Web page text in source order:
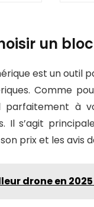
un
est un outil
Comme
parfaitement à
Il s’agit
prix et les avis
drone en 2025